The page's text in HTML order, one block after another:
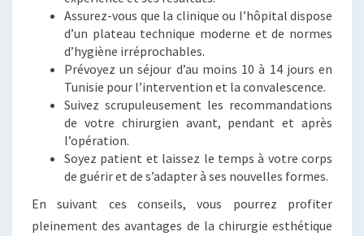
Assurez-vous que la clinique ou l’hôpital dispose
d’un plateau technique moderne et de normes
d’hygiène irréprochables.
Prévoyez un séjour d’au moins 10 à 14 jours en
Tunisie pour l’intervention et la convalescence.
Suivez scrupuleusement les recommandations
de votre chirurgien avant, pendant et après
l’opération.
Soyez patient et laissez le temps à votre corps
de guérir et de s’adapter à ses nouvelles formes.
En suivant ces conseils, vous pourrez profiter
pleinement des avantages de la chirurgie esthétique